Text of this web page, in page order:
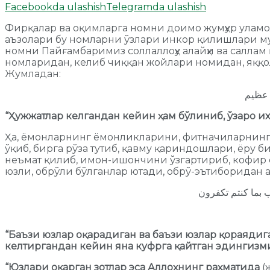
Facebookda ulashishTelegramda ulashish
Фирқалар ва оқимларга номни доимо жумҳур
аъзолари бу номларни ўзлари инкор қилишлари
номни Пайғамбаримиз соллаллоҳу алайҳи ва
номларидан, келиб чиққан жойлари номидан,
Жумладан:
عظيم
“Ҳужжатлар келгандан кейин ҳам бўлиниб, ўзаро
Ҳа, ёмонларнинг ёмонликларини, фитначиларнинг
ўқиб, бирга рўза тутиб, қавму қариндошлари,
неъмат қилиб, имон-ишончини ўзгартириб, кофир
юзли, обрўли бўлганлар ютади, обрў-
بما كنتم تكفرون
“Баъзи юзлар оқарадиган ва баъзи юзлар
келтиргандан кейин яна куфрга қайтган
“Юзлари оқарган зотлар эса Аллоҳнинг раҳматида